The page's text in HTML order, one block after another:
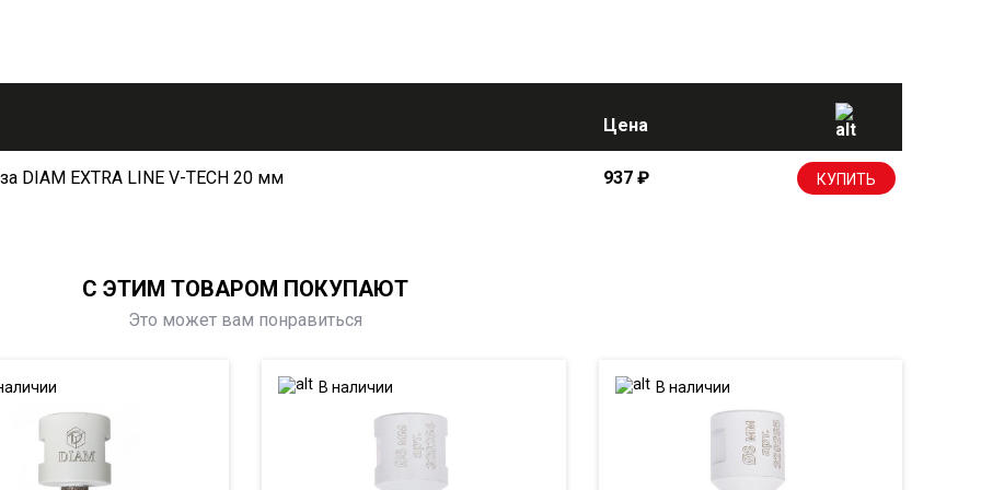
Цена
DIAM EXTRA LINE V-TECH 20 мм 937 ₽ КУПИТЬ
С ЭТИМ ТОВАРОМ ПОКУПАЮТ
Это может вам понравиться
В наличии В наличии